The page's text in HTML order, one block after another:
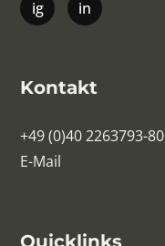
Kontakt
+49 (0)40 2263793-80
E-Mail